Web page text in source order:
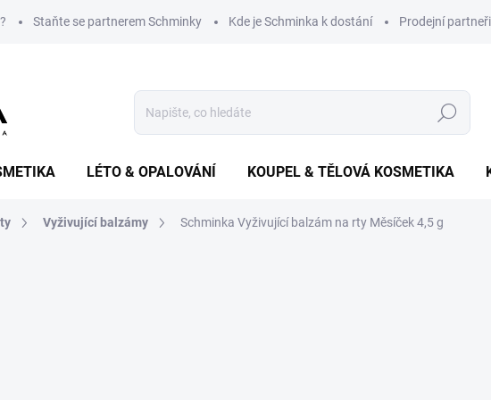
Staňte se partnerem Schminky Kde je Schminka k dostání Prodejní partneři
Hledat
LÉTO & OPALOVÁNÍ KOUPEL & TĚLOVÁ KOSMETIKA
Vyživující balzámy Schminka Vyživující balzám na rty Měsíček 4,5 g